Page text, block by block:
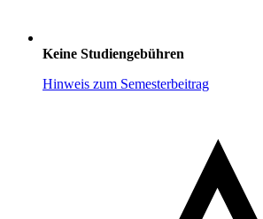
Keine Studiengebühren
Hinweis zum Semesterbeitrag